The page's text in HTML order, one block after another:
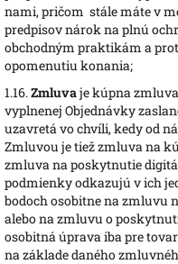
nami, pričom stále máte v
predpisov nárok na plnú
obchodným praktikám a
opomenutiu konania;
1.16.Zmluvaje kúpna
vyplnenej Objednávky
uzavretá vo chvíli, kedy od
Zmluvou je tiež zmluva na
zmluva na poskytnutie
podmienky odkazujú v ich
bodoch osobitne na zmluvu
alebo na zmluvu o
osobitná úprava iba pre
na základe daného